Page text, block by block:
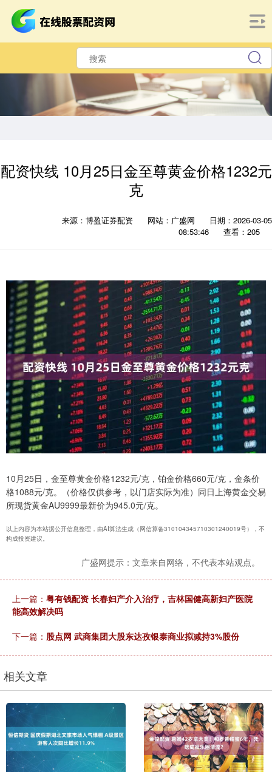
配资快线 10月25日金至尊黄金价格1232元
克
来源：博盈证券配资 网站：广盛网
日期：2026-03-05
08:53:46
查看：205
10月25日，金至尊黄金价格1232元/克，铂金价格660元/克，金条价
格1088元/克。（价格仅供参考，以门店实际为准）同日上海黄金交易
所现货黄金AU9999最新价为945.0元/克。
以上内容为本站据公开信息整理，由AI算法生成（网信算备310104345710301240019号），不
构成投资建议。
广盛网提示：文章来自网络，不代表本站观点。
上一篇： 粤有钱配资 长春妇产介入治疗，吉林国健高新妇产医院
能高效解决吗
下一篇： 股点网 武商集团大股东达孜银泰商业拟减持3%股份
相关文章